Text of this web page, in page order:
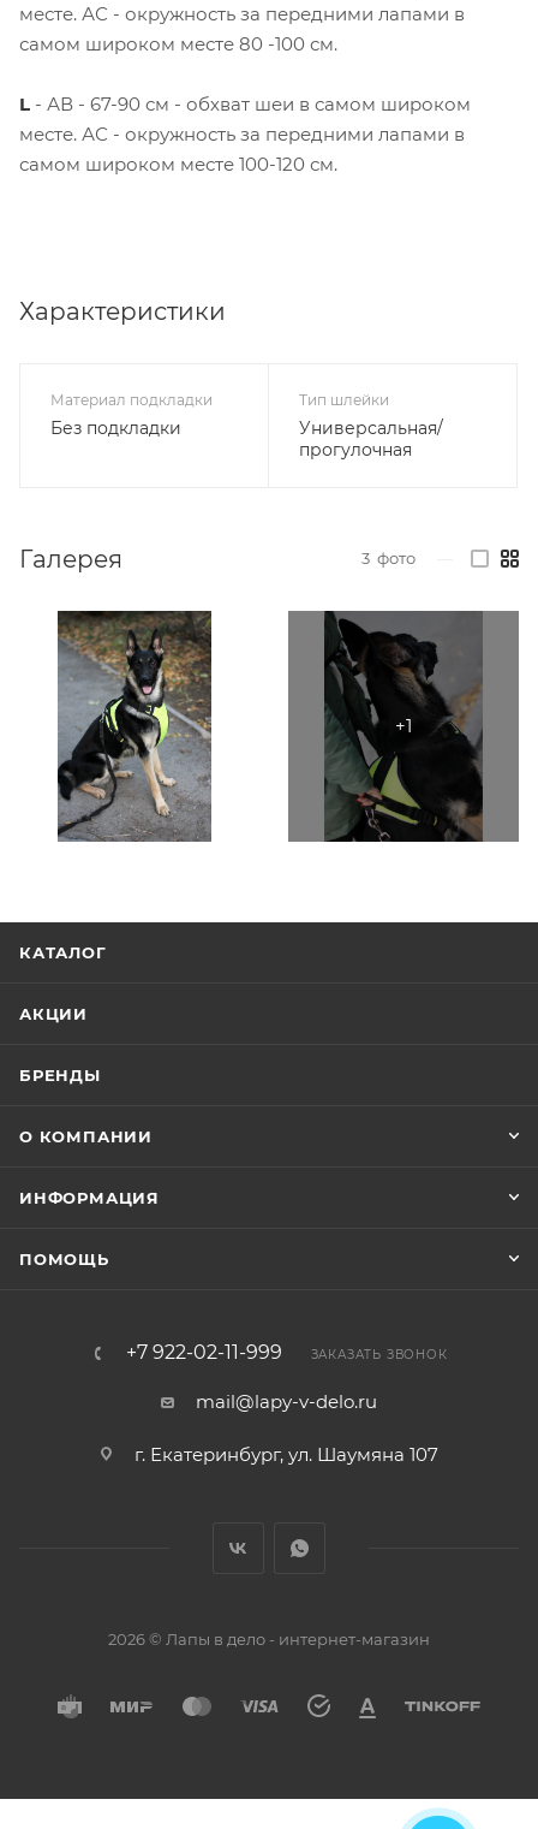
месте. АС - окружность за передними лапами в
самом широком месте 80 -100 см.
L - АВ - 67-90 см - обхват шеи в самом широком
месте. АС - окружность за передними лапами в
самом широком месте 100-120 см.
Характеристики
Материал подкладки
Без подкладки
Тип шлейки
Универсальная/
прогулочная
Галерея 3 фото
КАТАЛОГ
АКЦИИ
БРЕНДЫ
О КОМПАНИИ
ИНФОРМАЦИЯ
ПОМОЩЬ
+7 922-02-11-999 ЗАКАЗАТЬ ЗВОНОК
mail@lapy-v-delo.ru
г. Екатеринбург, ул. Шаумяна 107
2026 © Лапы в дело - интернет-магазин